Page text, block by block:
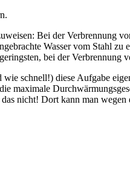
Bei der Verbrennung
Wasser vom Stahl
bei der Verbrennung
schnell!) diese Aufgabe
maximale
nicht! Dort kann man